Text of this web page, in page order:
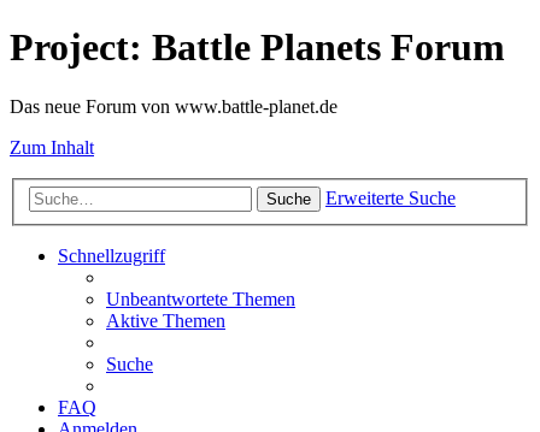
Project: Battle Planets Forum
Das neue Forum von www.battle-planet.de
Zum Inhalt
Suche Erweiterte Suche
Schnellzugriff
Unbeantwortete Themen
Aktive Themen
Suche
FAQ